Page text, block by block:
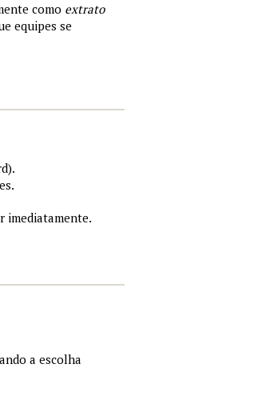
como extrato
equipes se
imediatamente.
a escolha